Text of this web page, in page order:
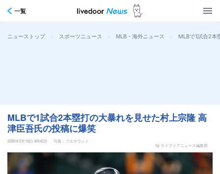
一覧
ニューストップ > スポーツニュース > MLB・海外ニュース > MLBで1試合2本
MLBで1試合2本塁打の大暴れを見せた村上宗隆 高
津臣吾氏の投稿に爆笑
2026年5月18日 4時42分
写真：フルカウント
by ライブドアニュース編集部